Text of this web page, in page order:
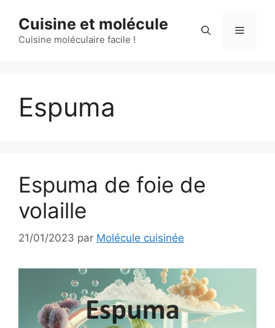
contenu
Cuisine et molécule
Cuisine moléculaire facile !
Menu
Espuma
Espuma de foie de
volaille
21/01/2023 par Molécule cuisinée